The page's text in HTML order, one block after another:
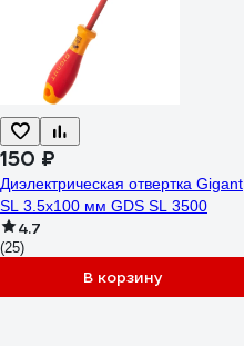
150 ₽
Диэлектрическая отвертка Gigant
SL 3.5x100 мм GDS SL 3500
4.7
(25)
В корзину